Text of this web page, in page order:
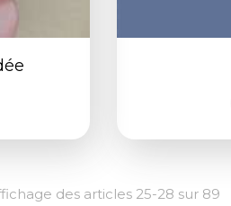
des articles 25-28 sur 89